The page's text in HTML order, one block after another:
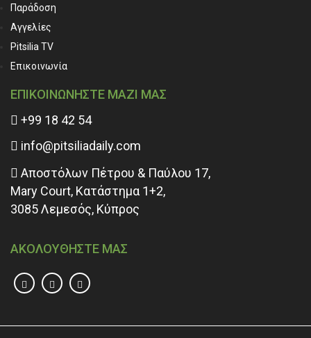
Παράδοση
Αγγελίες
Pitsilia TV
Επικοινωνία
ΕΠΙΚΟΙΝΩΝΗΣΤΕ ΜΑΖΙ ΜΑΣ
+99 18 42 54
info@pitsiliadaily.com
Αποστόλων Πέτρου & Παύλου 17,
Mary Court, Κατάστημα 1+2,
3085 Λεμεσός, Κύπρος
ΑΚΟΛΟΥΘΗΣΤΕ ΜΑΣ